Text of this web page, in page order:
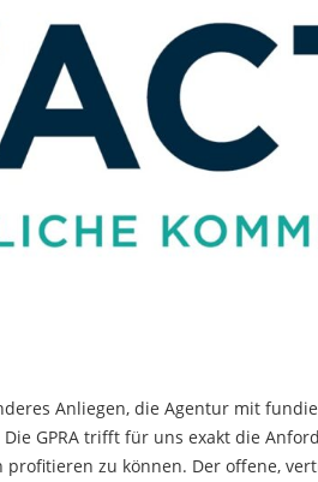
Anliegen, die Agentur mit
GPRA trifft für uns exakt die
profitieren zu können. Der offene,